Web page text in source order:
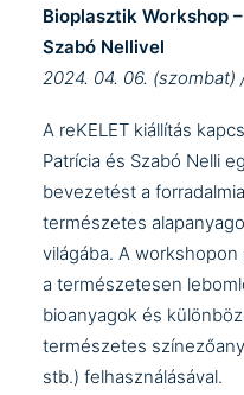
Bioplasztik Workshop
Szabó Nellivel
2024. 04. 06. (szombat)
A reKELET kiállítás
Patrícia és Szabó Nelli
bevezetést a
természetes
világába. A
a természetesen
bioanyagok és
természetes
stb.) felhasználásával.